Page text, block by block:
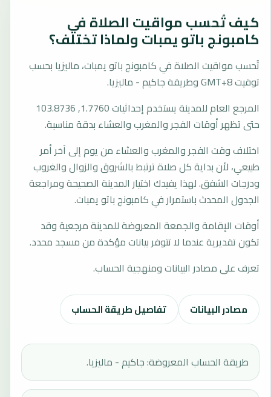
كيف تُحسب مواقيت الصلاة في
كامبونج باتو يمبات ولماذا تختلف؟
تُحسب مواقيت الصلاة في كامبونج باتو يمبات، ماليزيا بحسب
توقيت GMT+8 وطريقة جاكيم - ماليزيا.
المرجع العام للمدينة يستخدم إحداثيات 1.7760, 103.8736
حتى تظهر أوقات الفجر والمغرب والعشاء بدقة مناسبة.
اختلاف وقت الفجر والمغرب والعشاء من يوم إلى آخر أمر
طبيعي، لأن بداية كل صلاة ترتبط بالشروق والزوال والغروب
ودرجات الشفق. لهذا يفيدك اختيار المدينة الصحيحة ومراجعة
الجدول المحدث باستمرار في كامبونج باتو يمبات.
أوقات الإقامة والجمعة المعروضة للمدينة مرجعية وقد
تكون تقديرية عندما لا تتوفر بيانات مؤكدة من مسجد محدد.
تعرف على مصادر البيانات ومنهجية الحساب.
مصادر البيانات تفاصيل طريقة الحساب
طريقة الحساب المعروضة: جاكيم - ماليزيا.